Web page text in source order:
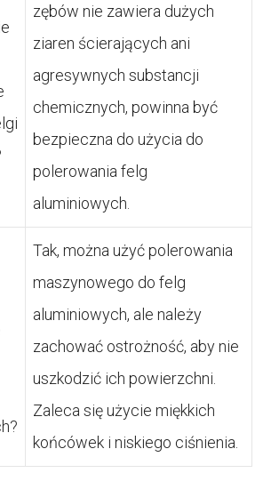
zębów nie zawiera dużych
ziaren ścierających ani
agresywnych substancji
chemicznych, powinna być
bezpieczna do użycia do
polerowania felg
aluminiowych.
Tak, można użyć polerowania
maszynowego do felg
aluminiowych, ale należy
zachować ostrożność, aby nie
uszkodzić ich powierzchni.
Zaleca się użycie miękkich
końcówek i niskiego ciśnienia.